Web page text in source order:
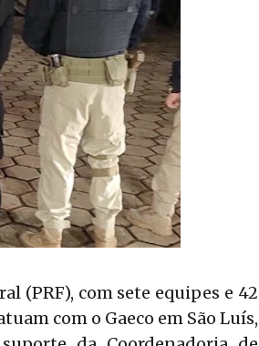
(PRF), com sete equipes e 42
com o Gaeco em São Luís,